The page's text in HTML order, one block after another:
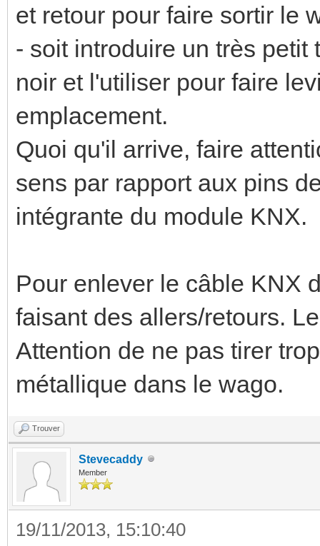
et retour pour faire sortir le
- soit introduire un très
noir et l'utiliser pour faire
emplacement.
Quoi qu'il arrive, faire
sens par rapport aux pins
intégrante du module KNX.
Pour enlever le câble KNX
faisant des allers/retours.
Attention de ne pas tirer
métallique dans le wago.
Trouver
Stevecaddy
Member
19/11/2013, 15:10:40